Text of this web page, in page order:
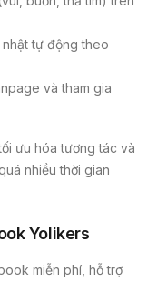
tự động theo
và tham gia
ưu hóa tương tác và
nhiều thời gian
Yolikers
miễn phí, hỗ trợ